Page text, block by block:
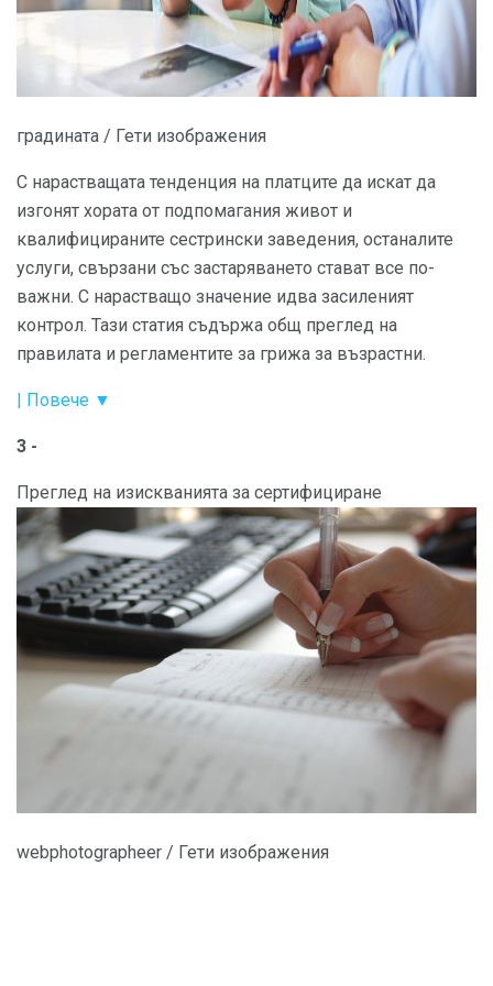
градината / Гети изображения
С нарастващата тенденция на платците да искат да
изгонят хората от подпомагания живот и
квалифицираните сестрински заведения, останалите
услуги, свързани със застаряването стават все по-
важни. С нарастващо значение идва засиленият
контрол. Тази статия съдържа общ преглед на
правилата и регламентите за грижа за възрастни.
| Повече ▼
3 -
Преглед на изискванията за сертифициране
webphotographeer / Гети изображения